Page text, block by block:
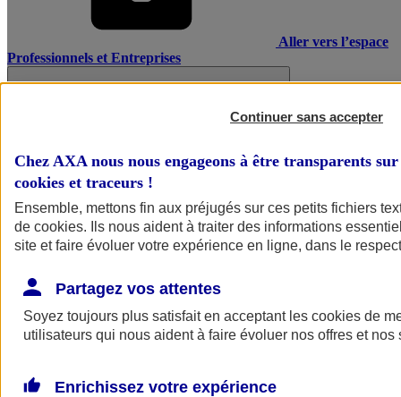
Aller vers l’espace
Professionnels et Entreprises
Continuer sans accepter
Chez AXA nous nous engageons à être transparents
cookies et traceurs !
Ensemble, mettons fin aux préjugés sur ces petits fichiers
de cookies. Ils nous aident à traiter des informations
site et faire évoluer votre expérience en ligne, dans le
Partagez vos attentes
Soyez toujours plus satisfait en acceptant les cookies de
utilisateurs qui nous aident à faire évoluer nos offres et nos
Enrichissez votre expérience